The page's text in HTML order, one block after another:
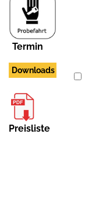
Termin
Downloads
Preisliste